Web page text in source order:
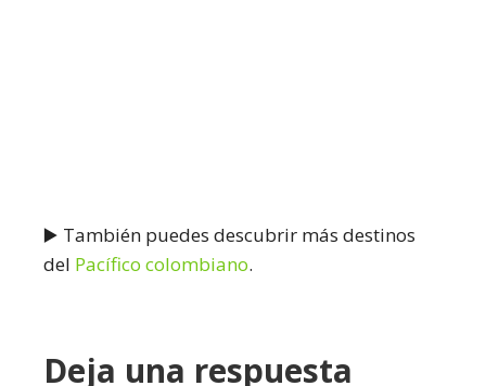
▶️ También puedes descubrir más destinos
del Pacífico colombiano.
Interacciones
Deja una respuesta